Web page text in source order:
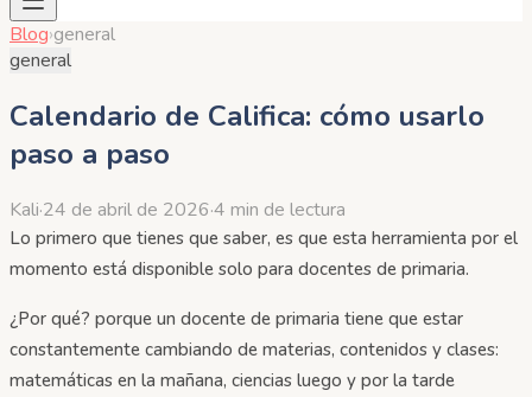
Blog›general
general
Calendario de Califica: cómo usarlo
paso a paso
Kali·24 de abril de 2026·4 min de lectura
Lo primero que tienes que saber, es que esta herramienta por el
momento está disponible solo para docentes de primaria.
¿Por qué? porque un docente de primaria tiene que estar
constantemente cambiando de materias, contenidos y clases:
matemáticas en la mañana, ciencias luego y por la tarde